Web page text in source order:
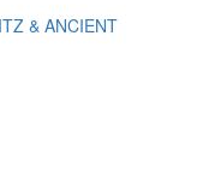
& ANCIENT